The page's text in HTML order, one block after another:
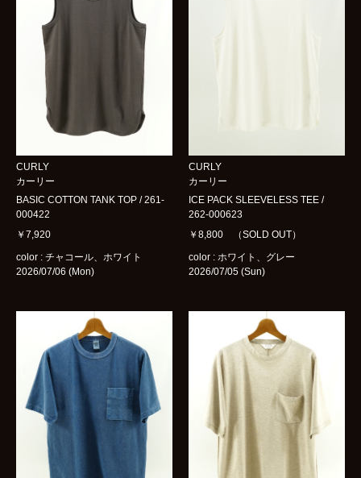
CURLY
カーリー
BASIC COTTON TANK TOP / 261-
000422
￥7,920
color : チャコール、ホワイト
2026/07/06 (Mon)
CURLY
カーリー
ICE PACK SLEEVELESS TEE /
262-000623
￥8,800 （SOLD OUT）
color : ホワイト、グレー
2026/07/05 (Sun)